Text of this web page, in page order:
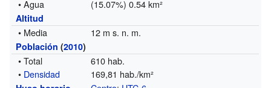
• Agua
(15.07%) 0.54 km²
Altitud
• Media 12 m s. n. m.
Población (2010)
• Total
610 hab.
• Densidad 169,81 hab./km²